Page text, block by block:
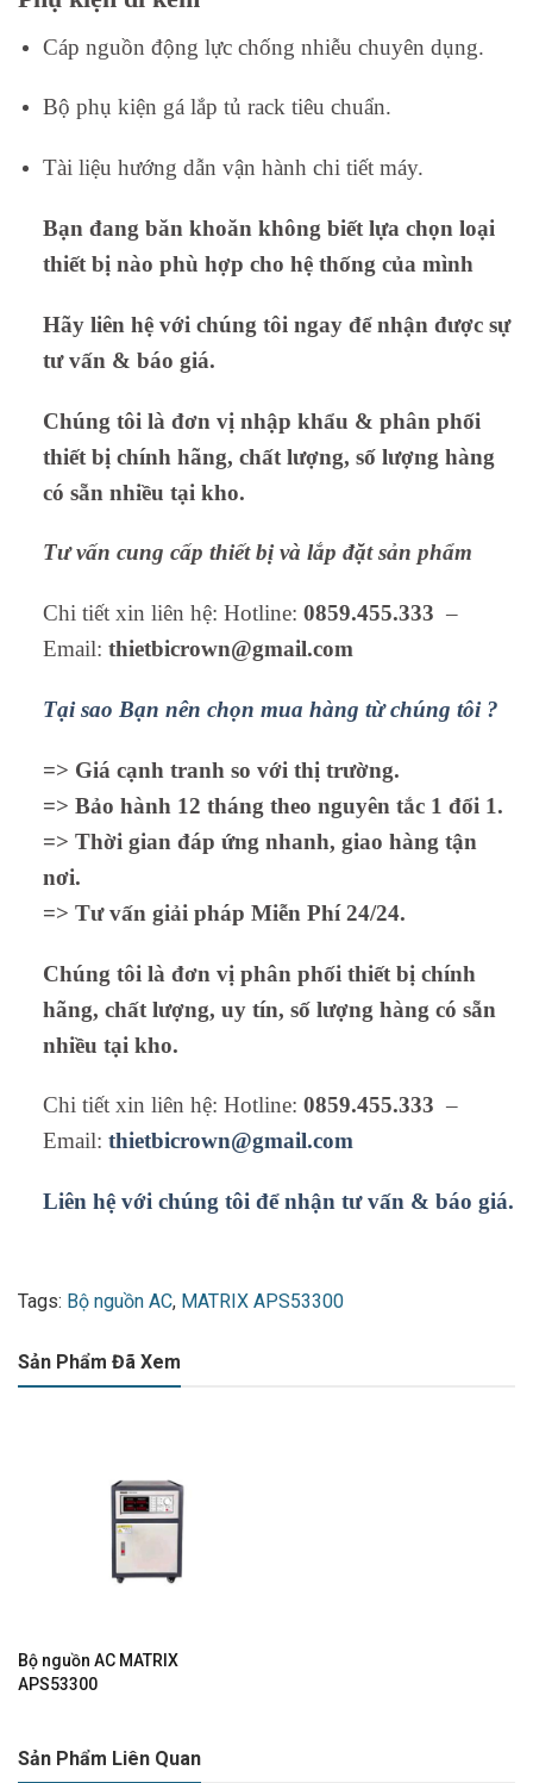
Cáp nguồn động lực chống nhiễu chuyên dụng.
Bộ phụ kiện gá lắp tủ rack tiêu chuẩn.
Tài liệu hướng dẫn vận hành chi tiết máy.
Bạn đang băn khoăn không biết lựa chọn loại
thiết bị nào phù hợp cho hệ thống của mình
Hãy liên hệ với chúng tôi ngay để nhận được sự
tư vấn & báo giá.
Chúng tôi là đơn vị nhập khẩu & phân phối
thiết bị chính hãng, chất lượng, số lượng hàng
có sẵn nhiều tại kho.
Tư vấn cung cấp thiết bị và lắp đặt sản phẩm
Chi tiết xin liên hệ: Hotline: 0859.455.333 –
Email: thietbicrown@gmail.com
Tại sao Bạn nên chọn mua hàng từ chúng tôi ?
=> Giá cạnh tranh so với thị trường.
=> Bảo hành 12 tháng theo nguyên tắc 1 đổi 1.
=> Thời gian đáp ứng nhanh, giao hàng tận
nơi.
=> Tư vấn giải pháp Miễn Phí 24/24.
Chúng tôi là đơn vị phân phối thiết bị chính
hãng, chất lượng, uy tín, số lượng hàng có sẵn
nhiều tại kho.
Chi tiết xin liên hệ: Hotline: 0859.455.333 –
Email: thietbicrown@gmail.com
Liên hệ với chúng tôi để nhận tư vấn & báo giá.
Tags: Bộ nguồn AC, MATRIX APS53300
Sản Phẩm Đã Xem
Bộ nguồn AC MATRIX
APS53300
Sản Phẩm Liên Quan